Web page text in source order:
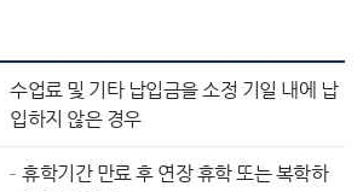
수업료 및 기타 납입금을 소정 기일 내에 납
입하지 않은 경우
휴학기간 만료 후 연장 휴학 또는 복학하